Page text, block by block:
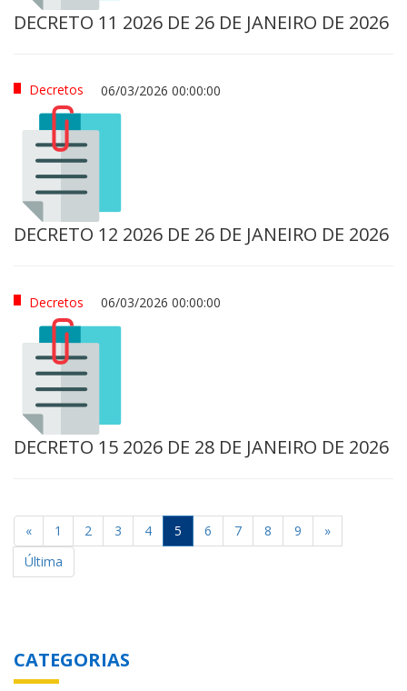
DECRETO 11 2026 DE 26 DE JANEIRO DE 2026
Decretos 06/03/2026 00:00:00
DECRETO 12 2026 DE 26 DE JANEIRO DE 2026
Decretos 06/03/2026 00:00:00
DECRETO 15 2026 DE 28 DE JANEIRO DE 2026
« 1 2 3 4 5 6 7 8 9
»
Última
CATEGORIAS